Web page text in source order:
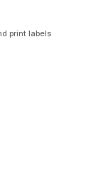
print labels